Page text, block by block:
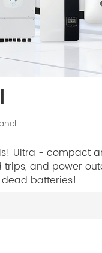
Ultra - compact
and power
batteries!